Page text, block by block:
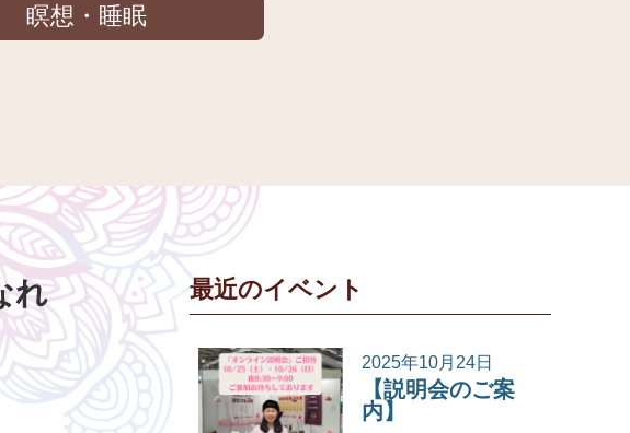
瞑想・睡眠
れ
最近のイベント
2025年10月24日
【説明会のご案
内】